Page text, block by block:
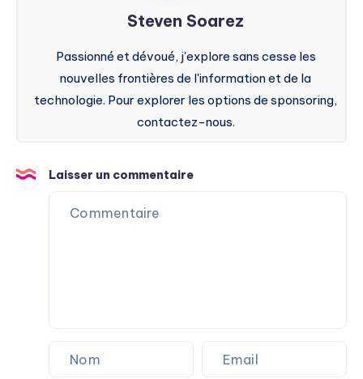
Steven Soarez
Passionné et dévoué, j'explore sans cesse les
nouvelles frontières de l'information et de la
technologie. Pour explorer les options de sponsoring,
contactez-nous.
Laisser un commentaire